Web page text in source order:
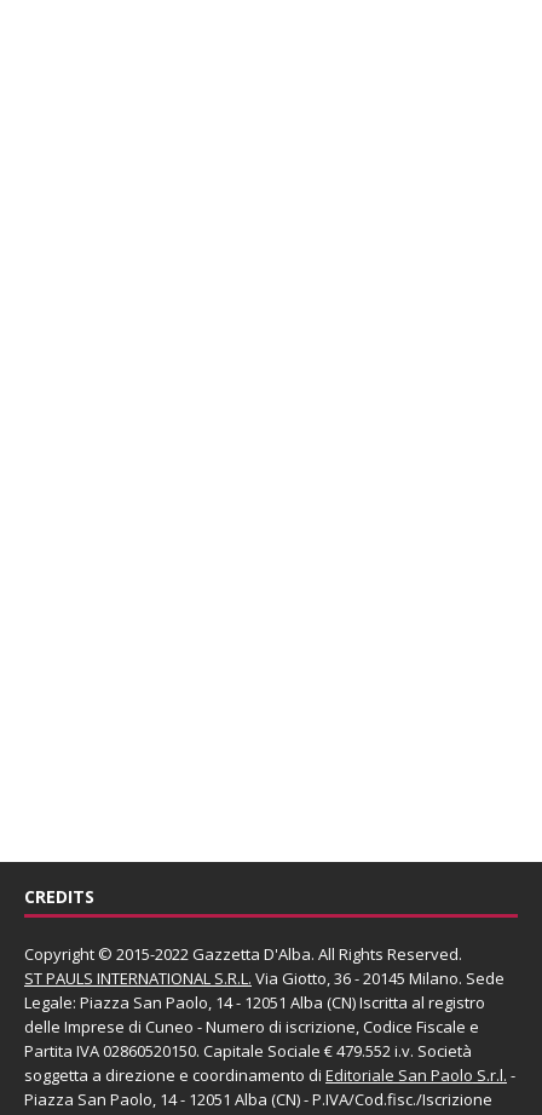
CREDITS
Copyright © 2015-2022 Gazzetta D'Alba. All Rights Reserved.
ST PAULS INTERNATIONAL S.R.L. Via Giotto, 36 - 20145 Milano. Sede
Legale: Piazza San Paolo, 14 - 12051 Alba (CN) Iscritta al registro
delle Imprese di Cuneo - Numero di iscrizione, Codice Fiscale e
Partita IVA 02860520150. Capitale Sociale € 479.552 i.v. Società
soggetta a direzione e coordinamento di Editoriale San Paolo S.r.l. -
Piazza San Paolo, 14 - 12051 Alba (CN) - P.IVA/Cod.fisc./Iscrizione